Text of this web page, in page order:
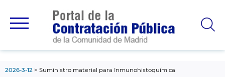
principal
2026-3-12 Suministro material para Inmunohistoquímica